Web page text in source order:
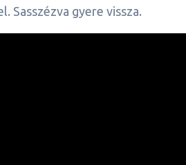
Sasszézva gyere vissza.